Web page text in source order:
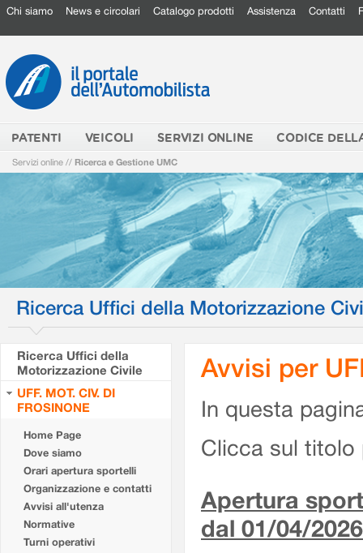
Chi siamo News e circolari Catalogo prodotti Assistenza Contatti
PATENTI VEICOLI SERVIZI ONLINE CODICE
Servizi online // Ricerca e Gestione UMC
Ricerca Uffici della Motorizzazione
Ricerca Uffici della
Motorizzazione Civile
UFF. MOT. CIV. DI
FROSINONE
Home Page
Dove siamo
Orari apertura sportelli
Organizzazione e contatti
Avvisi all'utenza
Normative
Turni operativi
Avvisi per
In questa
Clicca sul titolo
Apertura
dal 01/04/2026